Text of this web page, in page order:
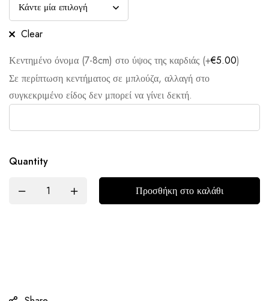
Clear
Κεντημένο όνομα (7-8cm) στο ύψος της καρδιάς (+€5.00)
Σε περίπτωση κεντήματος σε μπλούζα, αλλαγή στο
συγκεκριμένο είδος δεν μπορεί να γίνει δεκτή.
Quantity
Προσθήκη στο καλάθι